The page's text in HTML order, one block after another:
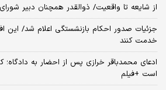
از شایعه تا واقعیت/ ذوالقدر همچنان دبیر
خدمت کنند
ادعای محمدباقر خرازی پس از احضار به
است +فیلم